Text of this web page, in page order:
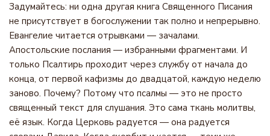
Задумайтесь: ни одна другая книга Священного Писания
не присутствует в богослужении так полно и непрерывно.
Евангелие читается отрывками — зачалами.
Апостольские послания — избранными фрагментами. И
только Псалтирь проходит через службу от начала до
конца, от первой кафизмы до двадцатой, каждую неделю
заново. Почему? Потому что псалмы — это не просто
священный текст для слушания. Это сама ткань молитвы,
её язык. Когда Церковь радуется — она радуется